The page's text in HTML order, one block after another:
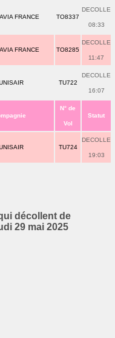
FRANCE TO8337
DECOLLE
08:33
FRANCE TO8285
DECOLLE
11:47
TU722
DECOLLE
16:07
N° de
Vol
Statut
TU724
DECOLLE
19:03
décollent de
29 mai 2025